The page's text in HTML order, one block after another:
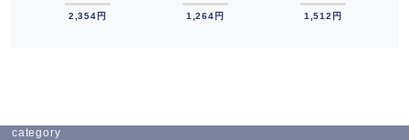
2,354円 1,264円 1,512円
category